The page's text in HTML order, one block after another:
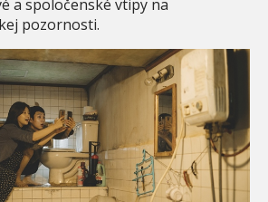
a spoločenské vtipy na
pozornosti.